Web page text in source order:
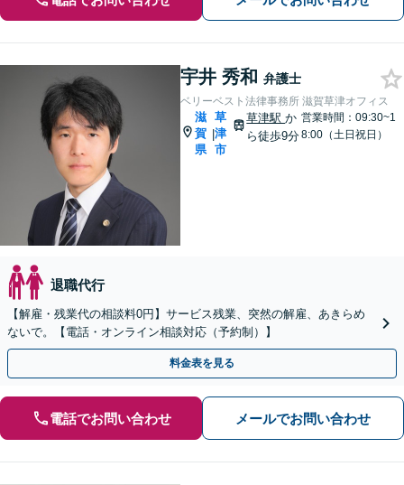
宇井 秀和 弁護士
ベリーベスト法律事務所 滋賀草津オフィス
滋
賀
県
|
草
津
市
草津駅か
ら徒歩9分
営業時間：09:30~1
8:00（土日祝日）
退職代行
【解雇・残業代の相談料0円】サービス残業、突然の解雇、あきらめ
ないで。【電話・オンライン相談対応（予約制）】
料金表を見る
電話でお問い合わせ メールでお問い合わせ